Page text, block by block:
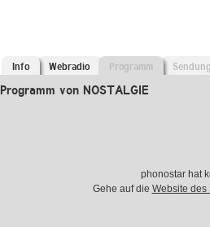
Info Webradio Programm
Programm von NOSTALGIE
phonostar hat
Gehe auf die Website des